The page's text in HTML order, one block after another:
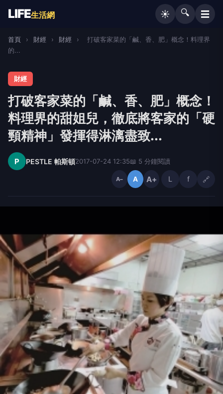
LIFE生活網 ☀️ 🔍 ☰
首頁 › 財經 › 財經 ›
打破客家菜的「鹹、香、肥」概念！料理界
的...
財經
打破客家菜的「鹹、香、肥」概念！
料理界的甜姐兒，徹底將客家的「硬
頸精神」發揮得淋漓盡致...
P PESTLE 帕斯頓2017-07-24 12:35📖 5 分鐘閱讀
A− A A+ L f 🔗